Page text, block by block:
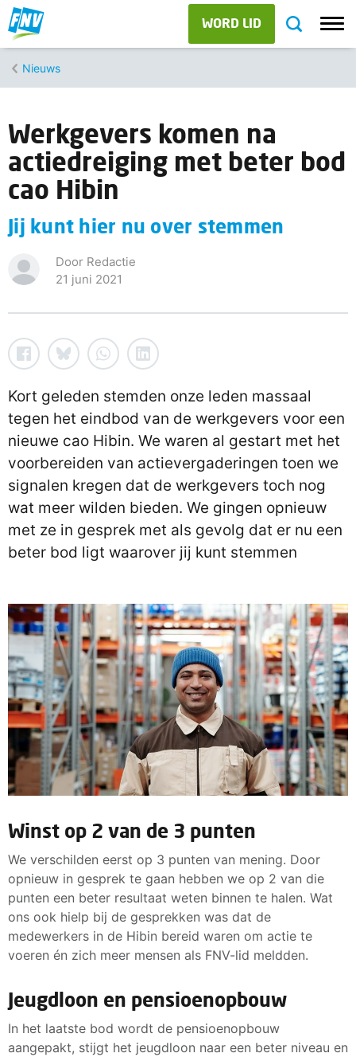
WORD LID
Nieuws
Werkgevers komen na
actiedreiging met beter bod
cao Hibin
Jij kunt hier nu over stemmen
Door Redactie
21 juni 2021
Kort geleden stemden onze leden massaal
tegen het eindbod van de werkgevers voor een
nieuwe cao Hibin. We waren al gestart met het
voorbereiden van actievergaderingen toen we
signalen kregen dat de werkgevers toch nog
wat meer wilden bieden. We gingen opnieuw
met ze in gesprek met als gevolg dat er nu een
beter bod ligt waarover jij kunt stemmen
Winst op 2 van de 3 punten
We verschilden eerst op 3 punten van mening. Door
opnieuw in gesprek te gaan hebben we op 2 van die
punten een beter resultaat weten binnen te halen. Wat
ons ook hielp bij de gesprekken was dat de
medewerkers in de Hibin bereid waren om actie te
voeren én zich meer mensen als FNV-lid meldden.
Jeugdloon en pensioenopbouw
In het laatste bod wordt de pensioenopbouw
aangepakt, stijgt het jeugdloon naar een beter niveau en